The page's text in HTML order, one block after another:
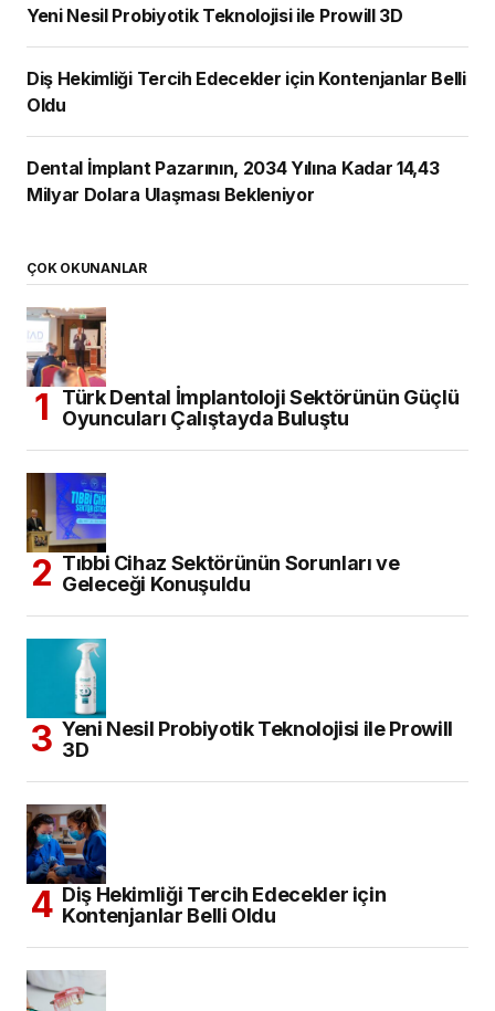
Yeni Nesil Probiyotik Teknolojisi ile Prowill 3D
Diş Hekimliği Tercih Edecekler için Kontenjanlar Belli
Oldu
Dental İmplant Pazarının, 2034 Yılına Kadar 14,43
Milyar Dolara Ulaşması Bekleniyor
ÇOK OKUNANLAR
Türk Dental İmplantoloji Sektörünün Güçlü
Oyuncuları Çalıştayda Buluştu
Tıbbi Cihaz Sektörünün Sorunları ve
Geleceği Konuşuldu
Yeni Nesil Probiyotik Teknolojisi ile Prowill
3D
Diş Hekimliği Tercih Edecekler için
Kontenjanlar Belli Oldu